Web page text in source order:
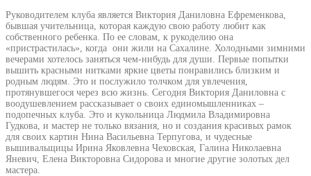
Руководителем клуба является Виктория Даниловна Ефременкова,
бывшая учительница, которая каждую свою работу любит как
собственного ребенка. По ее словам, к рукоделию она
«пристрастилась», когда они жили на Сахалине. Холодными зимними
вечерами хотелось заняться чем-нибудь для души. Первые попытки
вышить красными нитками яркие цветы понравились близким и
родным людям. Это и послужило толчком для увлечения,
протянувшегося через всю жизнь. Сегодня Виктория Даниловна с
воодушевлением рассказывает о своих единомышленниках –
подопечных клуба. Это и кукольница Людмила Владимировна
Гудкова, и мастер не только вязания, но и создания красивых рамок
для своих картин Нина Васильевна Терпугова, и чудесные
вышивальщицы Ирина Яковлевна Чеховская, Галина Николаевна
Яневич, Елена Викторовна Сидорова и многие другие золотых дел
мастера.